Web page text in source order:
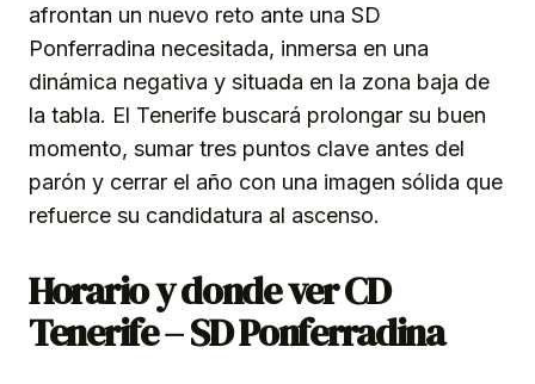
afrontan un nuevo reto ante una SD
Ponferradina necesitada, inmersa en una
dinámica negativa y situada en la zona baja de
la tabla. El Tenerife buscará prolongar su buen
momento, sumar tres puntos clave antes del
parón y cerrar el año con una imagen sólida que
refuerce su candidatura al ascenso.
Horario y donde ver CD
Tenerife – SD Ponferradina